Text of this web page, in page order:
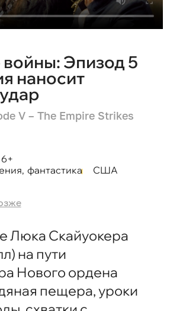
Эпизод 5
наносит
V – The Empire Strikes
6+
, фантастика США
Люка Скайуокера
на пути
Нового ордена
пещера, уроки